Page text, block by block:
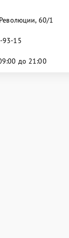
60/1
93-15
до 21:00